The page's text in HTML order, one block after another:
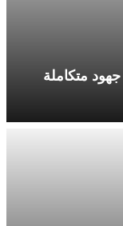
متكاملة